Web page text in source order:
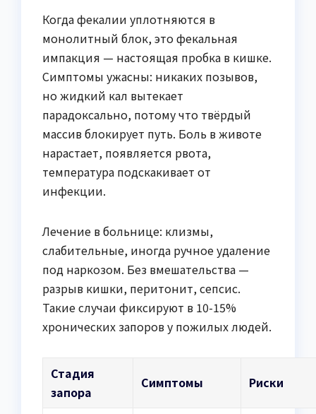
Когда фекалии уплотняются в
монолитный блок, это фекальная
импакция — настоящая пробка в кишке.
Симптомы ужасны: никаких позывов,
но жидкий кал вытекает
парадоксально, потому что твёрдый
массив блокирует путь. Боль в животе
нарастает, появляется рвота,
температура подскакивает от
инфекции.
Лечение в больнице: клизмы,
слабительные, иногда ручное удаление
под наркозом. Без вмешательства —
разрыв кишки, перитонит, сепсис.
Такие случаи фиксируют в 10-15%
хронических запоров у пожилых людей.
Стадия
запора
Симптомы Риски